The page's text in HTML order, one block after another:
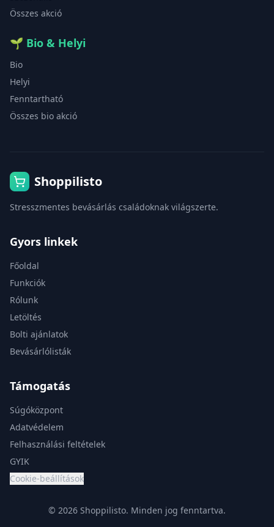
Összes akció
🌱 Bio & Helyi
Bio
Helyi
Fenntartható
Összes bio akció
Shoppilisto
Stresszmentes bevásárlás családoknak világszerte.
Gyors linkek
Főoldal
Funkciók
Rólunk
Letöltés
Bolti ajánlatok
Bevásárlólisták
Támogatás
Súgóközpont
Adatvédelem
Felhasználási feltételek
GYIK
Cookie-beállítások
© 2026 Shoppilisto. Minden jog fenntartva.